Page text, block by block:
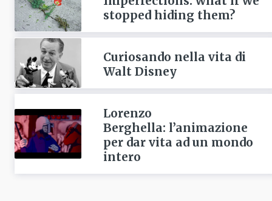
stopped hiding them?
Curiosando nella vita di
Walt Disney
Lorenzo
Berghella: l’animazione
per dar vita ad un mondo
intero